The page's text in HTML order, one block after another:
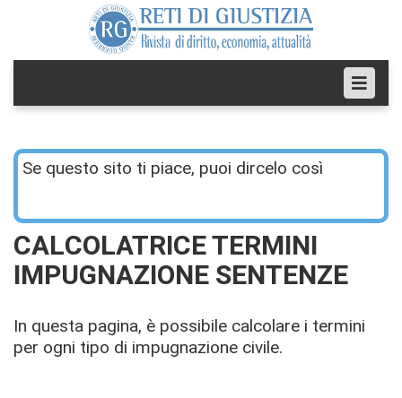
Se questo sito ti piace, puoi dircelo così
CALCOLATRICE TERMINI
IMPUGNAZIONE SENTENZE
In questa pagina, è possibile calcolare i termini
per ogni tipo di impugnazione civile.